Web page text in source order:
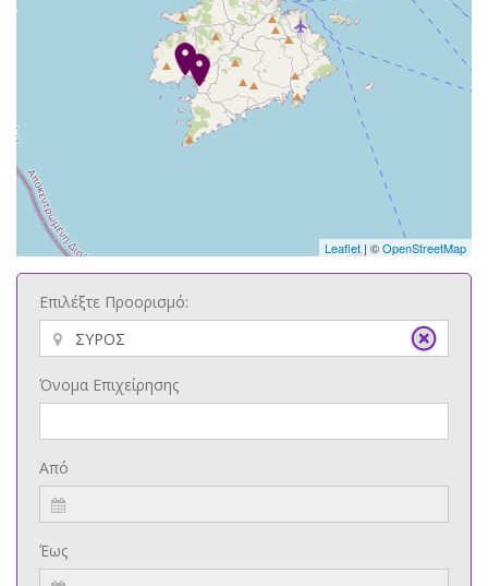
Leaflet | ©OpenStreetMap
Επιλέξτε Προορισμό:
Όνομα Επιχείρησης
Από
Έως